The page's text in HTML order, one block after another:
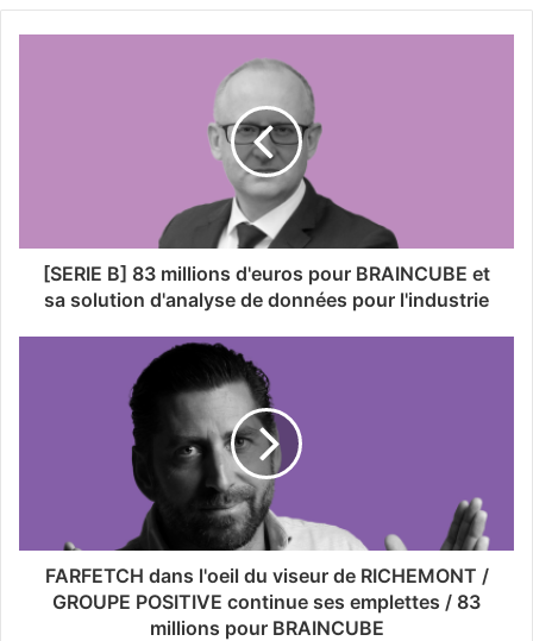
[SERIE B] 83 millions d'euros pour BRAINCUBE et
sa solution d'analyse de données pour l'industrie
FARFETCH dans l'oeil du viseur de RICHEMONT /
GROUPE POSITIVE continue ses emplettes / 83
millions pour BRAINCUBE